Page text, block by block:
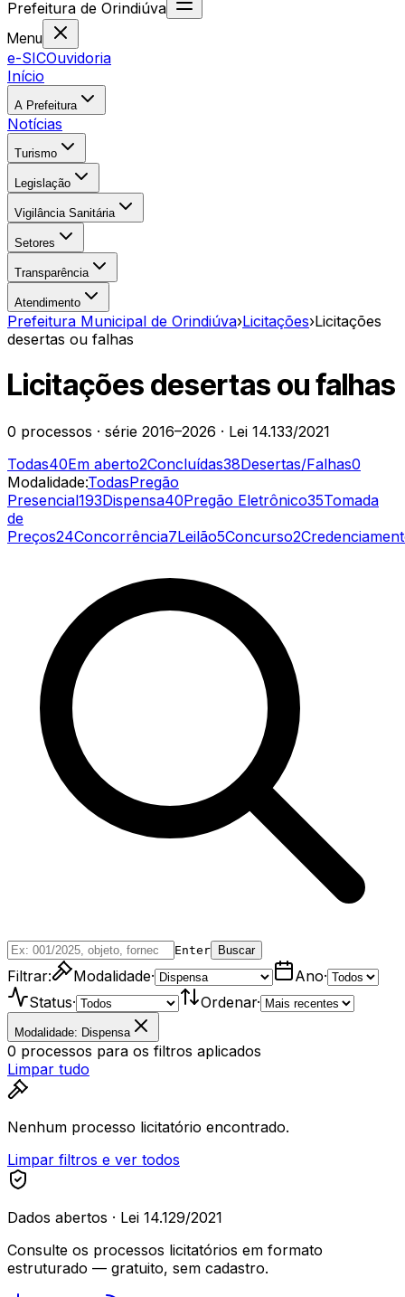
Prefeitura de Orindiúva
Menu
e-SICOuvidoria
Início
A Prefeitura
Notícias
Turismo
Legislação
Vigilância Sanitária
Setores
Transparência
Atendimento
Prefeitura Municipal de Orindiúva›Licitações›Licitações
desertas ou falhas
Licitações desertas ou falhas
0 processos · série 2016–2026 · Lei 14.133/2021
Todas40Em aberto2Concluídas38Desertas/Falhas0
Modalidade:TodasPregão
Presencial193Dispensa40Pregão Eletrônico35Tomada
de
Preços24Concorrência7Leilão5Concurso2
Enter Buscar
Filtrar: Modalidade· Ano·
Status· Ordenar·
Modalidade: Dispensa
0 processos para os filtros aplicados
Limpar tudo
Nenhum processo licitatório encontrado.
Limpar filtros e ver todos
Dados abertos · Lei 14.129/2021
Consulte os processos licitatórios em formato
estruturado — gratuito, sem cadastro.